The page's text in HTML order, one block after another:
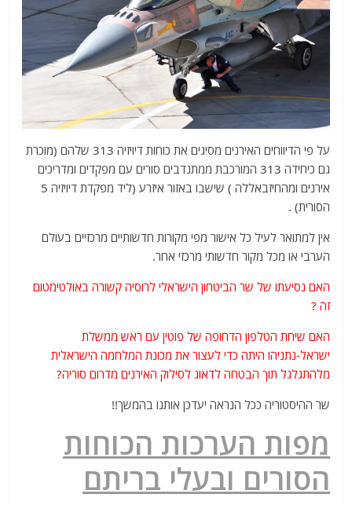
על פי הדיווחים האירנים מסיגים את כוחות דיויזיה 313 שלהם (מוכרת
גם כיחידה 313 המורכבת ממתנדבים סורים עם מפקדים ומדריכים
אירנים ומהחיזבאללה ) שישבו באזור איזרע (ליד מפקדת דיויזיה 5
הסורית) .
אין למתואר לעיל כל אישור מפי מקורות חדשותיים מרכזיים בעולם
הערבי או מכל מקור חדשותי מרכזי אחר.
האם נסיעתו של שר הביטחון הישראלי לרוסיה קשורה באולטימטום
זה ?
האם שיחת הטלפון הדחופה של פוטין עם ראש ממשלת
ישראל-נתניהו היתה כדי לעצור את מכונת המלחמה הישראלית
מלהתגלגל תוך הבטחה לדאוג לסילוק האירנים מדרום סוריה?
שר ההיסטוריה ככל הנראה יעדכן אותנו בהמשך!!
מפות הערכות הכוחות
הסורים ובעלי בריתם